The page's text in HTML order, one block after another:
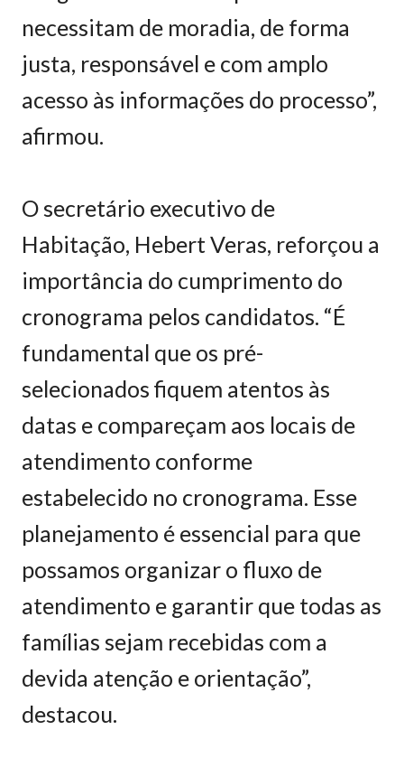
necessitam de moradia, de forma
justa, responsável e com amplo
acesso às informações do processo”,
afirmou.
O secretário executivo de
Habitação, Hebert Veras, reforçou a
importância do cumprimento do
cronograma pelos candidatos. “É
fundamental que os pré-
selecionados fiquem atentos às
datas e compareçam aos locais de
atendimento conforme
estabelecido no cronograma. Esse
planejamento é essencial para que
possamos organizar o fluxo de
atendimento e garantir que todas as
famílias sejam recebidas com a
devida atenção e orientação”,
destacou.